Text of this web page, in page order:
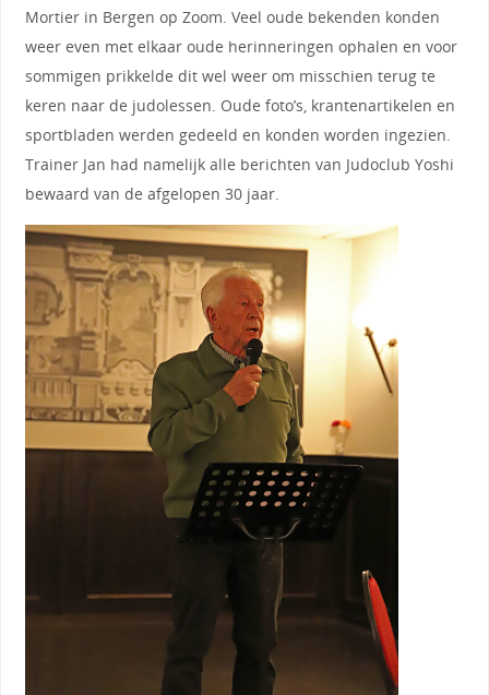
Mortier in Bergen op Zoom. Veel oude bekenden konden
weer even met elkaar oude herinneringen ophalen en voor
sommigen prikkelde dit wel weer om misschien terug te
keren naar de judolessen. Oude foto’s, krantenartikelen en
sportbladen werden gedeeld en konden worden ingezien.
Trainer Jan had namelijk alle berichten van Judoclub Yoshi
bewaard van de afgelopen 30 jaar.